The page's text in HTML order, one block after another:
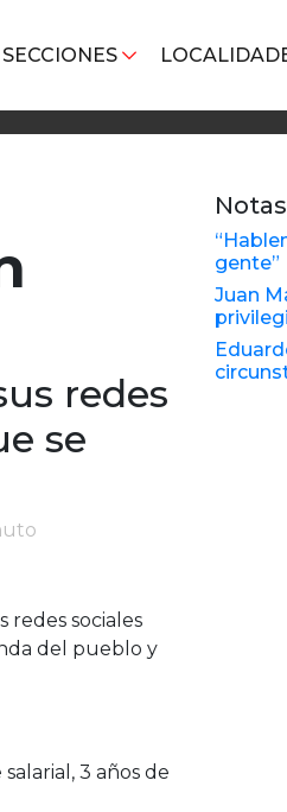
SECCIONES
redes
se
redes sociales
del pueblo y
3 años de
gente”
Juan